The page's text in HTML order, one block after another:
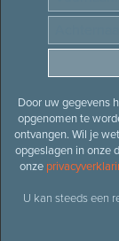
Door uw gegevens
opgenomen te
ontvangen. Wil je
opgeslagen in onze
onze
U kan steeds een